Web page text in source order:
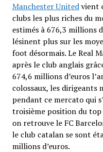
Manchester Unitedvient
clubs les plus riches du
estimés à 676,3 millions
lésinent plus sur les
foot désormais. Le Real
après le club anglais
674,6 millions d’euros
colossaux, les dirigeants
pendant ce mercato qui
troisième position du top
on retrouve le FC
le club catalan se sont
millions d’euros.